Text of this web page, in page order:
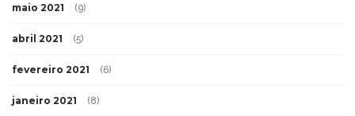
maio 2021 (9)
abril 2021 (5)
fevereiro 2021 (6)
janeiro 2021 (8)